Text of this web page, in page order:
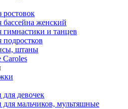
ростовок
бассейна женский
гимнастики и танцев
подростков
штаны
Caroles
для девочек
для мальчиков, мультяшные